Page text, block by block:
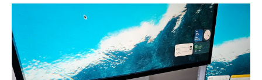
ABOUT LETTER
ニュースレター